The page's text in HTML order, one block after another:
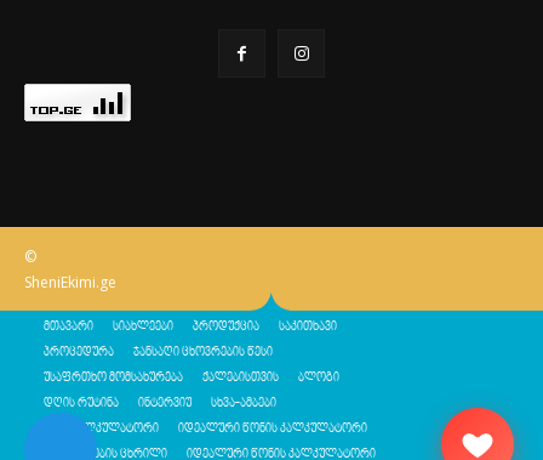
©
SheniEkimi.ge
მთავარი სიახლეები პროდუქცია საკითხავი
პროცედურა ჯანსაღი ცხოვრების წესი
უსაფრთხო მომსახურება ქალებისთვის ბლოგი
დღის რუტინა ინტერვიუ სხვა-ამბები
შენი კალკულატორი იდეალური წონის კალკულატორი
კალორიების ცხრილი იდეალური წონის კალკულატორი